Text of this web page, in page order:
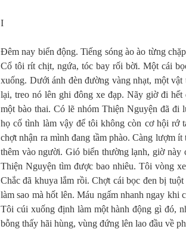
I
Đêm nay biển động. Tiếng sóng ào ào từng
Cổ tôi rít chịt, ngứa, tóc bay rối bời. Một cái
xuống. Dưới ánh đèn đường vàng nhạt, một
lại, treo nó lên ghi đông xe đạp. Nãy giờ đi
một bào thai. Có lẽ nhóm Thiện Nguyện đã
họ cố tình làm vậy để tôi không còn cơ hội rớ
chợt nhận ra mình đang tầm phào. Càng lượm
thêm vào người. Gió biển thường lạnh, giờ
Thiện Nguyện tìm được bao nhiêu. Tôi vòng
Chắc đã khuya lắm rồi. Chợt cái bọc đen bị
làm sao mà hốt lên. Máu ngấm nhanh ngay khi
Tôi cúi xuống định làm một hành động gì đó,
bỗng thấy hãi hùng, vùng đứng lên lao đầu về